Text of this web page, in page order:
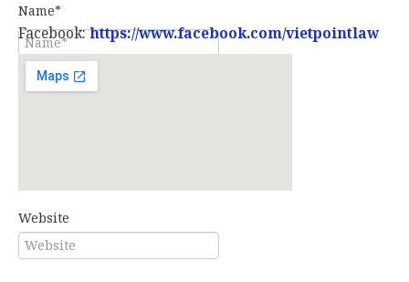
Name*
Website
Facebook:https://www.facebook.com/vietpointlaw